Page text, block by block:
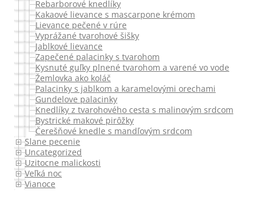
Rebarborové knedlíky
Kakaové lievance s mascarpone krémom
Lievance pečené v rúre
Vyprážané tvarohové šišky
Jablkové lievance
Zapečené palacinky s tvarohom
Kysnuté guľky plnené tvarohom a varené vo vode
Žemlovka ako koláč
Palacinky s jablkom a karamelovými orechami
Gundelove palacinky
Knedlíky z tvarohového cesta s malinovým srdcom
Bystrické makové pirôžky
Čerešňové knedle s mandľovým srdcom
Slane pecenie
Uncategorized
Uzitocne malickosti
Veľká noc
Vianoce